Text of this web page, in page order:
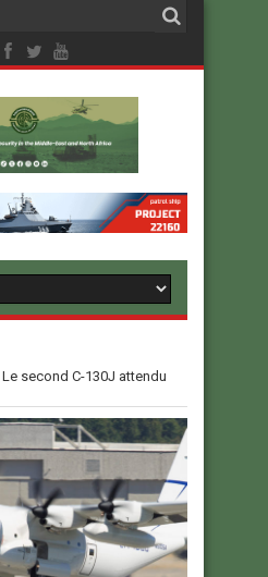
Le second C-130J attendu